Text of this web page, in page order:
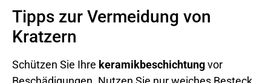
Tipps zur Vermeidung von
Kratzern
Schützen Sie Ihre keramikbeschichtungvor